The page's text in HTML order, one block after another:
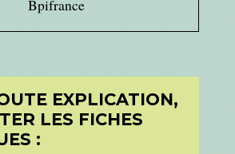
Bpifrance
EXPLICATION,
LES FICHES
: